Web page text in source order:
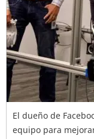
El dueño de
equipo para